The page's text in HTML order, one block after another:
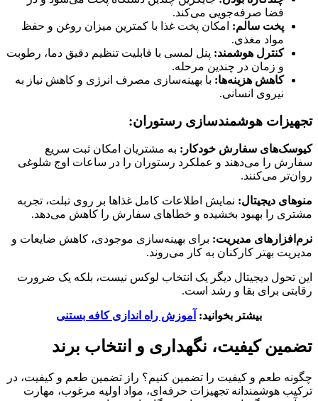
فضا صرفه‌جویی می‌کند.
پخت سالم: امکان پخت غذا با کمترین میزان روغن و حفظ
مواد مغذی.
کنترل هوشمند: پنل لمسی با قابلیت تنظیم دقیق دما، رطوبت
و زمان در چندین مرحله.
کاهش هزینه‌ها: با بهینه‌سازی مصرف انرژی و کاهش نیاز به
نیروی انسانی.
تجهیزات هوشمندسازی رستوران:
کیوسک‌های سفارش خودکار: به مشتریان امکان ثبت سریع
سفارش را می‌دهند و عملکرد رستوران را در ساعات اوج شلوغی
روان‌تر می‌کنند.
منوهای دیجیتال: نمایش اطلاعات کامل غذاها بر روی تبلت، تجربه
مشتری را بهبود بخشیده و خطاهای سفارش را کاهش می‌دهد.
نرم‌افزارهای مدیریت: برای بهینه‌سازی موجودی، کاهش ضایعات و
مدیریت بهتر کارکنان به کار می‌روند.
این تحول دیجیتال دیگر یک انتخاب لوکس نیست، بلکه یک ضرورت
رقابتی برای بقا و رشد است.
بیشتر بخوانید: آموزش راه‌ اندازی کافه بستنی
تضمین کیفیت، نگهداری و انتخاب برند
چگونه طعم و کیفیت را تضمین کنیم؟ راز تضمین طعم و کیفیت، در
ترکیب هوشمندانه تجهیزات حرفه‌ای، مواد اولیه مرغوب، مهارت